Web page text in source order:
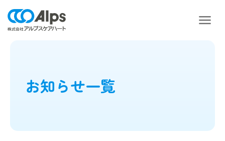
お知らせ一覧